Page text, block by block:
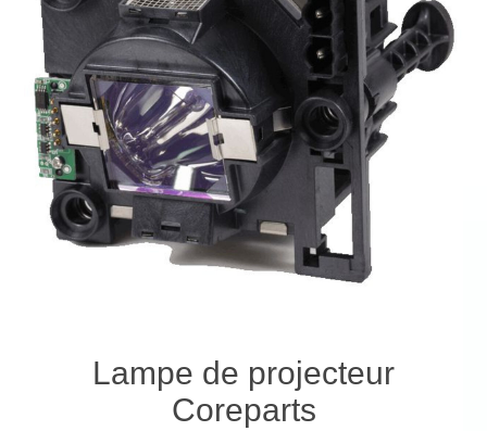
Lampe de projecteur
Coreparts